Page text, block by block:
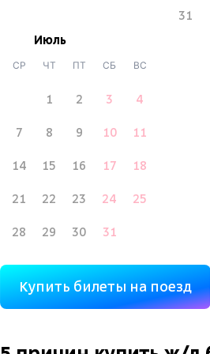
31
Июль
СР ЧТ ПТ СБ ВС
1 2 3 4
7 8 9 10 11
14 15 16 17 18
21 22 23 24 25
28 29 30 31
Купить билеты на поезд